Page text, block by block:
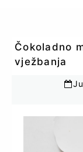
Čokoladno
vježbanja